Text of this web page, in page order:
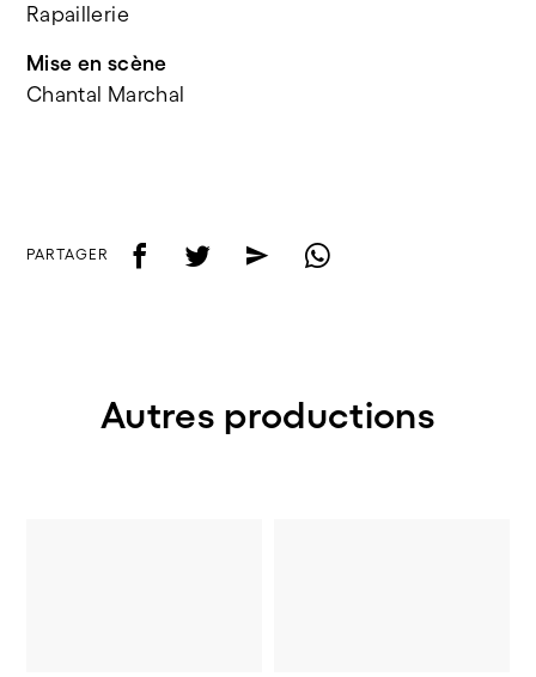
Rapaillerie
Mise en scène
Chantal Marchal
PARTAGER f t e w
Autres productions